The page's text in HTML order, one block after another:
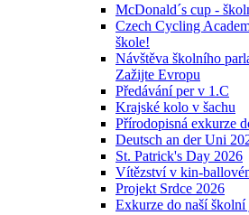
McDonald´s cup -
Czech Cycling
škole!
Návštěva školního
Zažijte Evropu
Předávání per v 1.C
Krajské kolo v šachu
Přírodopisná exkurze
Deutsch an der Uni
St. Patrick's Day 2026
Vítězství v kin-
Projekt Srdce 2026
Exkurze do naší